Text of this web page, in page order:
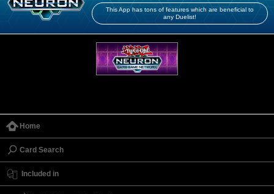
This App has tons of features which are beneficial to
any Duelist!
Home
Card Search
Included in